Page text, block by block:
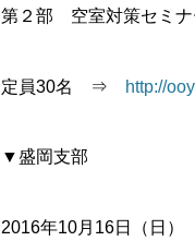
第２部 空室対策セミナ
定員30名 ⇒ http://
▼盛岡支部
2016年10月16日（日）